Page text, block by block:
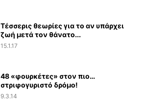
Τέσσερις θεωρίες για το αν υπάρχει
ζωή μετά τον θάνατο...
15.1.17
48 «φουρκέτες» στον πιο…
στριφογυριστό δρόμο!
9.3.14